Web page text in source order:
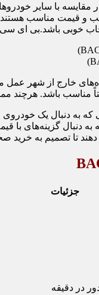
3 پرو به‌طور کلی در
و قیمت مناسب هستند.
خارج از شهر عمل
مناسب باشد. هرچند
سی ایکس 3 پرو در صورتی که
دنبال گزینه‌های با
تا تصمیم به خرید
جزئیات